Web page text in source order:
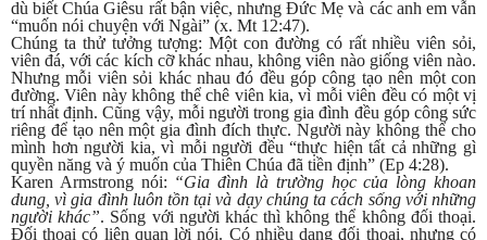
dù biết Chúa Giêsu rất bận việc, nhưng Đức Mẹ và các anh em vẫn
“muốn nói chuyện với Ngài” (x. Mt 12:47).
Chúng ta thử tưởng tượng: Một con đường có rất nhiều viên sỏi,
viên đá, với các kích cỡ khác nhau, không viên nào giống viên nào.
Nhưng mỗi viên sỏi khác nhau đó đều góp công tạo nên một con
đường. Viên này không thể chê viên kia, vì mỗi viên đều có một vị
trí nhất định. Cũng vậy, mỗi người trong gia đình đều góp công sức
riêng để tạo nên một gia đình đích thực. Người này không thể cho
mình hơn người kia, vì mỗi người đều “thực hiện tất cả những gì
quyền năng và ý muốn của Thiên Chúa đã tiền định” (Ep 4:28).
Karen Armstrong nói: “Gia đình là trường học của lòng khoan
dung, vì gia đình luôn tồn tại và dạy chúng ta cách sống với những
người khác”. Sống với người khác thì không thể không đối thoại.
Đối thoại có liên quan lời nói. Có nhiều dạng đối thoại, nhưng có